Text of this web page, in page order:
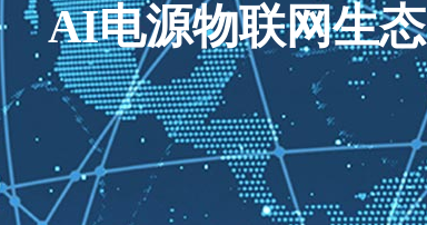
AI电源物联网生态